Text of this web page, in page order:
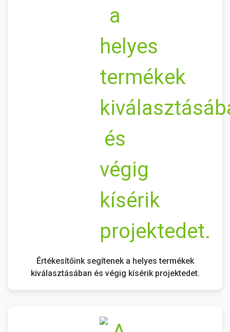
Értékesítőink segítenek a helyes termékek
kiválasztásában és végig kísérik projektedet.